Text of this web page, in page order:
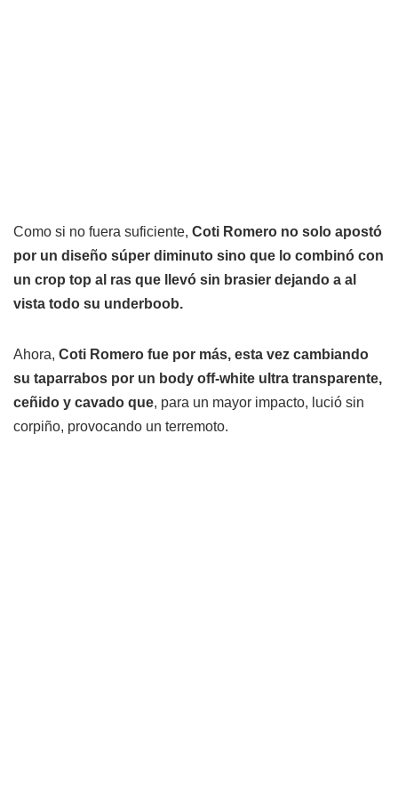
Como si no fuera suficiente, Coti Romero no solo apostó
por un diseño súper diminuto sino que lo combinó con
un crop top al ras que llevó sin brasier dejando a al
vista todo su underboob.
Ahora, Coti Romero fue por más, esta vez cambiando
su taparrabos por un body off-white ultra transparente,
ceñido y cavado que, para un mayor impacto, lució sin
corpiño, provocando un terremoto.